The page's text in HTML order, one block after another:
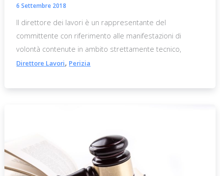
6 Settembre 2018
Il direttore dei lavori è un rappresentante del
committente con riferimento alle manifestazioni di
volontà contenute in ambito strettamente tecnico,
Direttore Lavori, Perizia